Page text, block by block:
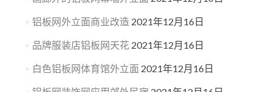
铝板网外立面商业改造 2021年12月16日
品牌服装店铝板网天花 2021年12月16日
白色铝板网体育馆外立面 2021年12月16日